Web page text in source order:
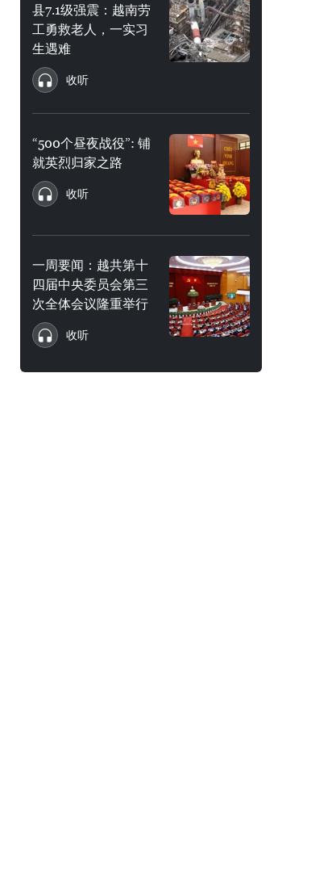
县7.1级强震：越南劳
工勇救老人，一实习
生遇难
收听
“500个昼夜战役”: 铺
就英烈归家之路
收听
一周要闻：越共第十
四届中央委员会第三
次全体会议隆重举行
收听